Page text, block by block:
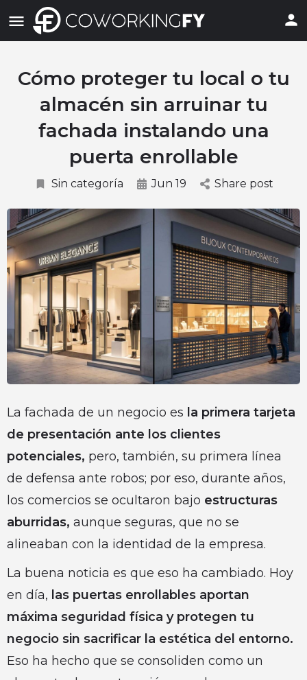
Cómo proteger tu local o tu
almacén sin arruinar tu
fachada instalando una
puerta enrollable
Sin categoría Jun 19 Share post
La fachada de un negocio es la primera tarjeta
de presentación ante los clientes
potenciales, pero, también, su primera línea
de defensa ante robos; por eso, durante años,
los comercios se ocultaron bajo estructuras
aburridas, aunque seguras, que no se
alineaban con la identidad de la empresa.
La buena noticia es que eso ha cambiado. Hoy
en día, las puertas enrollables aportan
máxima seguridad física y protegen tu
negocio sin sacrificar la estética del entorno.
Eso ha hecho que se consoliden como un